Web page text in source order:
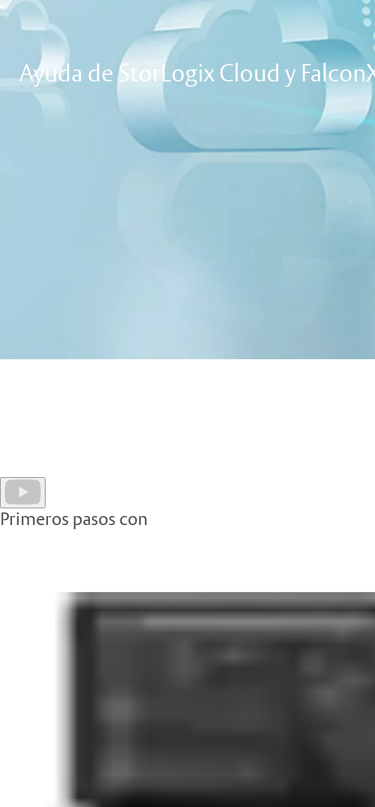
Ayuda de StorLogix Cloud y
El siguiente documento ofrece una visión general de cada sección y profundiza a
específica. Sin embargo, si es nuevo en StorLogix, se recomienda que siga los temas de la
Primeros pasos con
Descargar la guía del usuario de StorLogix Cloud